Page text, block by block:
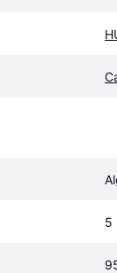
5